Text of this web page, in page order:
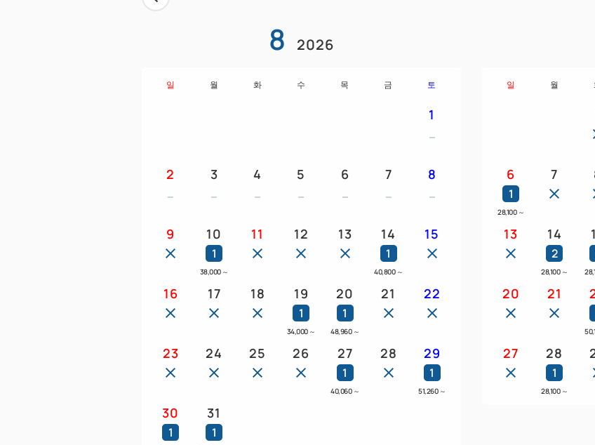
8 2026
일 월 화 수 목 금 토
1
2 3 4 5 6 7 8
9 10
1
38,000 ～
11 12 13 14
1
40,800 ～
15
16 17 18 19
1
34,000 ～
20
1
48,960 ～
21 22
23 24 25 26 27
1
40,060 ～
28 29
1
51,260 ～
30
1
31
1
일 월
6
1
28,100 ～
7
13 14
2
28,100 ～
20 21
27 28
1
28,100 ～